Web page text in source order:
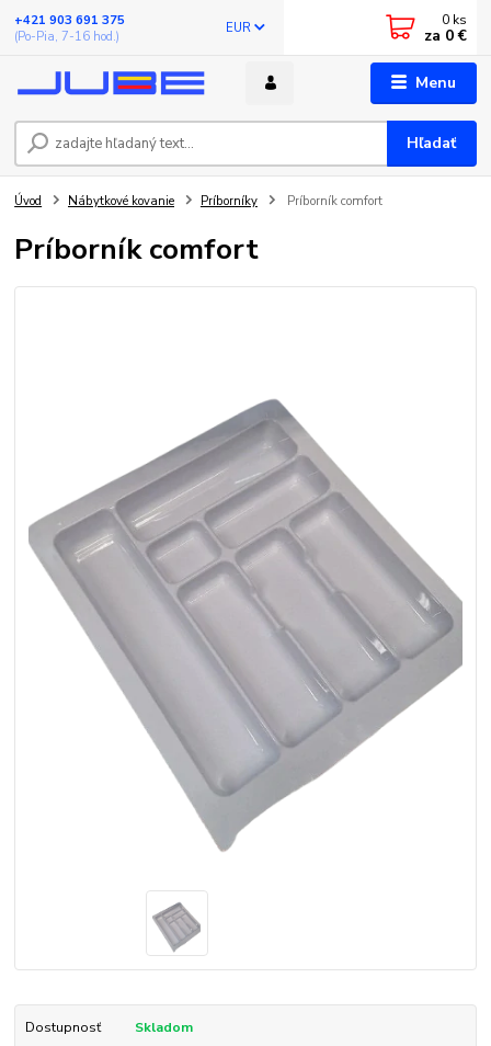
Menu
EUR
Hľadať
+421 903 691 375
(Po-Pia, 7-16 hod.)
0 ks
za 0 €
Úvod Nábytkové kovanie Príborníky Príborník comfort
Príborník comfort
Dostupnosť
Skladom